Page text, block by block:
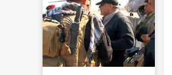
الإعمار تعلن تشكيل لجان
لتعويض أصحاب الأراضي
المتأثرة بمسار الطريق
الحلقي الرابع
22/01/2026